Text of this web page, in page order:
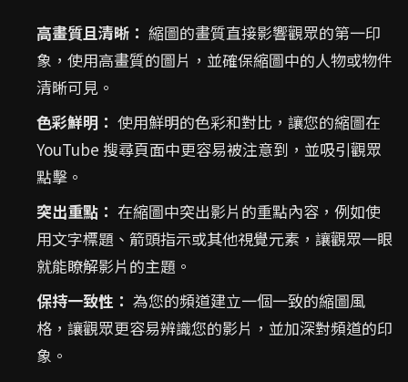
高畫質且清晰： 縮圖的畫質直接影響觀眾的第一印
象，使用高畫質的圖片，並確保縮圖中的人物或物件
清晰可見。
色彩鮮明： 使用鮮明的色彩和對比，讓您的縮圖在
YouTube 搜尋頁面中更容易被注意到，並吸引觀眾
點擊。
突出重點： 在縮圖中突出影片的重點內容，例如使
用文字標題、箭頭指示或其他視覺元素，讓觀眾一眼
就能瞭解影片的主題。
保持一致性： 為您的頻道建立一個一致的縮圖風
格，讓觀眾更容易辨識您的影片，並加深對頻道的印
象。